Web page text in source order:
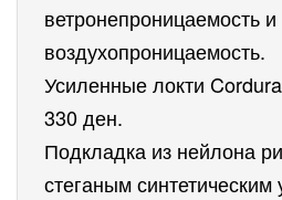
ветронепроницаемость и
воздухопроницаемость.
Усиленные локти
330 ден.
Подкладка из нейлона
стеганым синтетическим